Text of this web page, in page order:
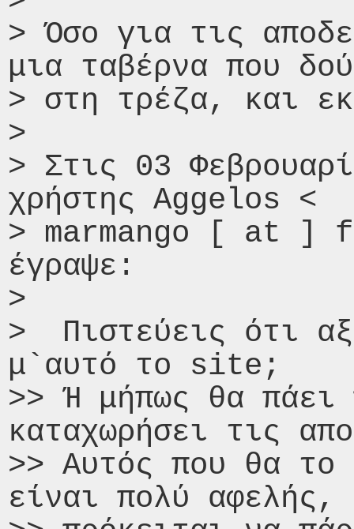
> Όσο για τις
μια ταβέρνα που
> στη τρέζα, και
>
> Στις 03
χρήστης Aggelos <
> marmango [ at
έγραψε:
>
>  Πιστεύεις ότι
μ`αυτό το site;
>> Ή μήπως θα πάει
καταχωρήσει τις
>> Αυτός που θα το
είναι πολύ αφελής,